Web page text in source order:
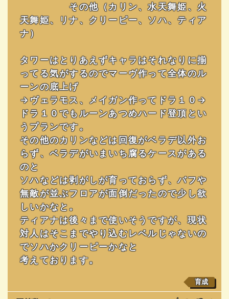
その他（カリン、水天舞姫、火
天舞姫、リナ、クリーピー、ソハ、ティア
ナ）
タワーはとりあえずキャラはそれなりに揃
ってる気がするのでマーヴ作って全体のル
ーンの底上げ
→ヴェラモス、メイガン作ってドラ１０→
ドラ１０でもルーンあつめハード登頂とい
うプランです。
その他のカリンなどは回復がベラデ以外お
らず、ベラデがいまいち腐るケースがある
のと
ソハなどは剥がしが育っておらず、バフや
無敵が並ぶフロアが面倒だったので少し欲
しいかなと。
ティアナは後々まで使いそうですが、現状
対人はそこまでやり込むレベルじゃないの
でソハかクリーピーかなと
考えております。
育成